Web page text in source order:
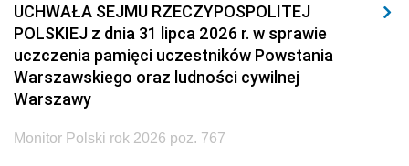
UCHWAŁA SEJMU RZECZYPOSPOLITEJ
POLSKIEJ z dnia 31 lipca 2026 r. w sprawie
uczczenia pamięci uczestników Powstania
Warszawskiego oraz ludności cywilnej
Warszawy
Monitor Polski rok 2026 poz. 767